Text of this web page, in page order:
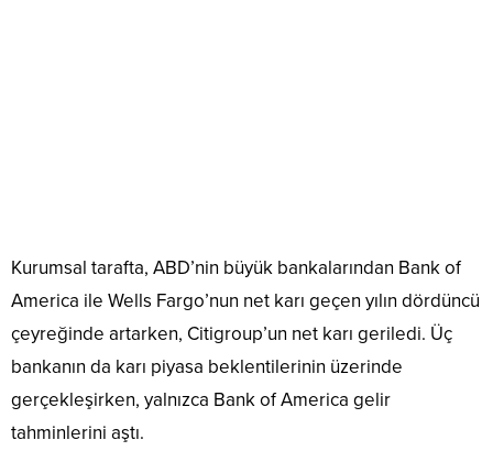
Kurumsal tarafta, ABD’nin büyük bankalarından Bank of
America ile Wells Fargo’nun net karı geçen yılın dördüncü
çeyreğinde artarken, Citigroup’un net karı geriledi. Üç
bankanın da karı piyasa beklentilerinin üzerinde
gerçekleşirken, yalnızca Bank of America gelir
tahminlerini aştı.